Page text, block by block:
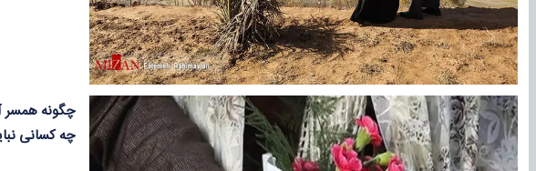
چگونه همسر
چه کسانی